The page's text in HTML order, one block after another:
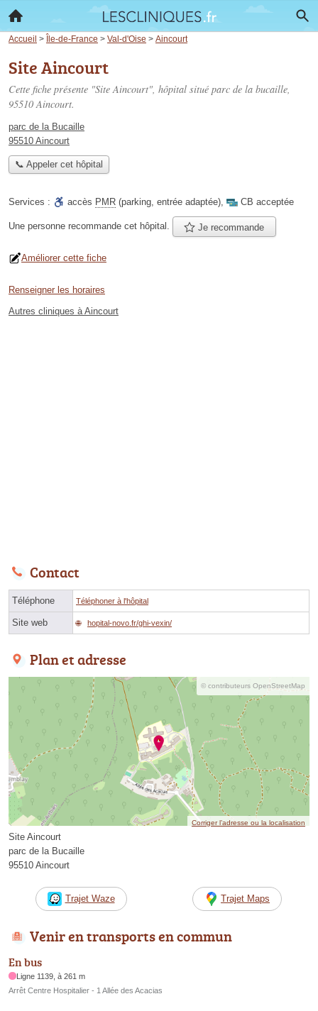
Accueil > Île-de-France > Val-d'Oise > Aincourt
Site Aincourt
Cette fiche présente "Site Aincourt", hôpital situé parc de la bucaille,
95510 Aincourt.
parc de la Bucaille
95510 Aincourt
📞 Appeler cet hôpital
Services : accès PMR (parking, entrée adaptée), CB acceptée
Une personne recommande cet hôpital. Je recommande
Améliorer cette fiche
Renseigner les horaires
Autres cliniques à Aincourt
Contact
Téléphone Téléphoner à l'hôpital
Site web hopital-novo.fr/ghi-vexin/
Plan et adresse
© contributeurs OpenStreetMap
Corriger l’adresse ou la localisation
Site Aincourt
parc de la Bucaille
95510 Aincourt
Trajet Waze Trajet Maps
Venir en transports en commun
En bus
Ligne 1139, à 261 m
Arrêt Centre Hospitalier - 1 Allée des Acacias